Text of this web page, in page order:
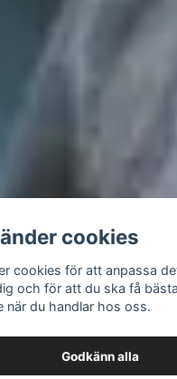
cookies
cookies för att anpassa
och för att du ska få
när du handlar hos oss.
Godkänn alla